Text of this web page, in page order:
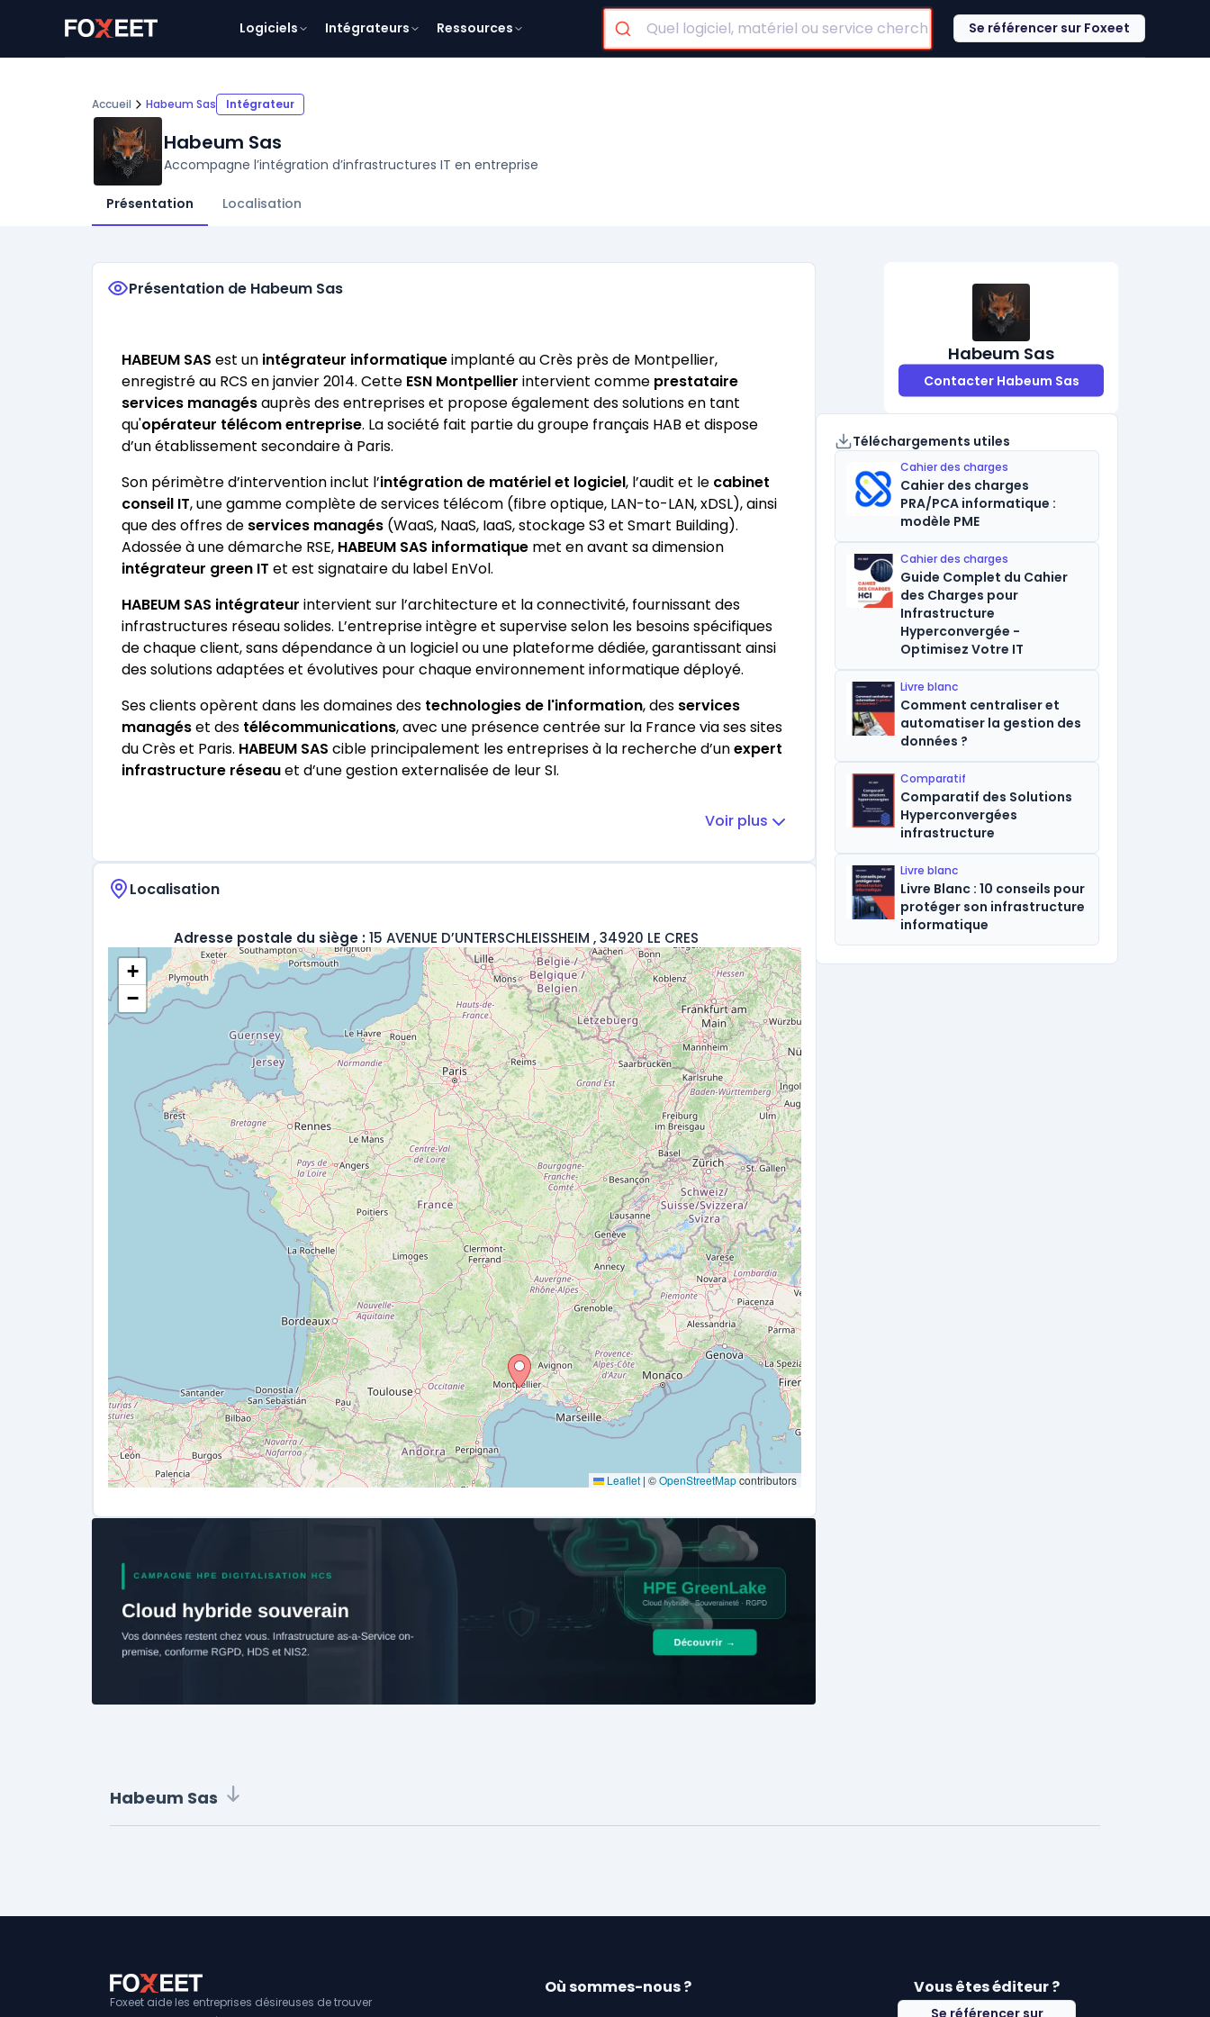
Logiciels Intégrateurs Ressources Se référencer sur Foxeet
Accueil Habeum Sas Intégrateur
Habeum Sas
Accompagne l’intégration d’infrastructures IT en entreprise
Présentation Localisation
Habeum Sas
Contacter Habeum Sas
Téléchargements utiles
Cahier des charges
Cahier des charges
PRA/PCA informatique :
modèle PME
Cahier des charges
Guide Complet du Cahier
des Charges pour
Infrastructure
Hyperconvergée -
Optimisez Votre IT
Livre blanc
Comment centraliser et
automatiser la gestion des
données ?
Comparatif
Comparatif des Solutions
Hyperconvergées
infrastructure
Livre blanc
Livre Blanc : 10 conseils pour
protéger son infrastructure
informatique
Présentation de Habeum Sas
HABEUM SAS est un intégrateur informatiqueimplanté au Crès près de Montpellier,
enregistré au RCS en janvier 2014. Cette ESN Montpellier intervient comme prestataire
services managésauprès des entreprises et propose également des solutions en tant
qu'opérateur télécom entreprise. La société fait partie du groupe français HAB et dispose
d’un établissement secondaire à Paris.
Son périmètre d’intervention inclut l’intégration de matériel et logiciel, l’audit et le cabinet
conseil IT, une gamme complète de services télécom (fibre optique, LAN-to-LAN, xDSL), ainsi
que des offres de services managés (WaaS, NaaS, IaaS, stockage S3 et Smart Building).
Adossée à une démarche RSE, HABEUM SAS informatique met en avant sa dimension
intégrateur green IT et est signataire du label EnVol.
HABEUM SAS intégrateur intervient sur l’architecture et la connectivité, fournissant des
infrastructures réseau solides. L’entreprise intègre et supervise selon les besoins spécifiques
de chaque client, sans dépendance à un logiciel ou une plateforme dédiée, garantissant ainsi
des solutions adaptées et évolutives pour chaque environnement informatique déployé.
Ses clients opèrent dans les domaines des technologies de l'information, des services
managéset des télécommunications, avec une présence centrée sur la France via ses sites
du Crès et Paris. HABEUM SAS cible principalement les entreprises à la recherche d’unexpert
infrastructure réseauet d’une gestion externalisée de leur SI.
Voir plus
Localisation
Adresse postale du siège :15 AVENUE D’UNTERSCHLEISSHEIM , 34920 LE CRES
+
−
Leaflet | ©OpenStreetMapcontributors
Habeum Sas
Foxeet aide les entreprises désireuses de trouver
Où sommes-nous ? Vous êtes éditeur ?